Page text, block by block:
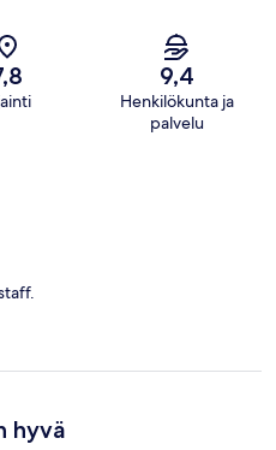
9,4
Henkilökunta ja
palvelu
hyvä